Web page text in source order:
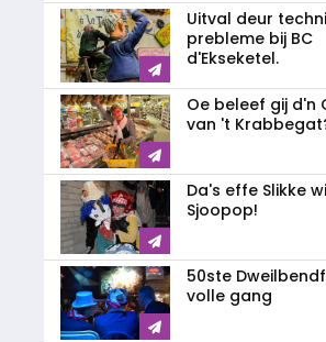
Uitval deur
prebleme bij BC
d'Ekseketel.
Oe beleef gij d'n
van 't
Da's effe Slikke
Sjoopop!
50ste
volle gang